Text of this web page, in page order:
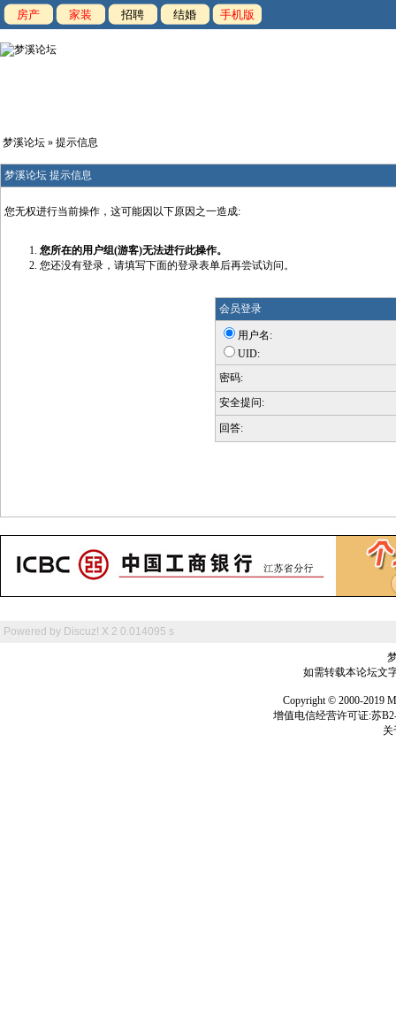
房产 家装 招聘 结婚 手机版
梦溪论坛 » 提示信息
梦溪论坛 提示信息
您无权进行当前操作，这可能因以下原因之一造成:
您所在的用户组(游客)无法进行此操作。
您还没有登录，请填写下面的登录表单后再尝试访问。
会员登录
用户名:
UID:
密码:
安全提问:
回答:
Powered by Discuz! X 2 0.014095 s
如需转载本论坛文
Copyright © 2000-2019
增值电信经营许可证:苏
关